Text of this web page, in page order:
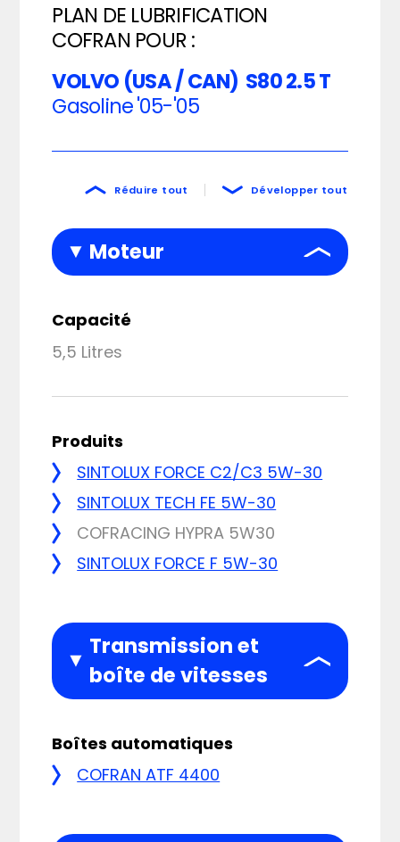
PLAN DE LUBRIFICATION
COFRAN POUR :
VOLVO (USA / CAN) S80 2.5 T
Gasoline'05-'05
Réduire tout Développer tout
Moteur
Capacité
5,5 Litres
Produits
SINTOLUX FORCE C2/C3 5W-30
SINTOLUX TECH FE 5W-30
COFRACING HYPRA 5W30
SINTOLUX FORCE F 5W-30
Transmission et
boîte de vitesses
Boîtes automatiques
COFRAN ATF 4400